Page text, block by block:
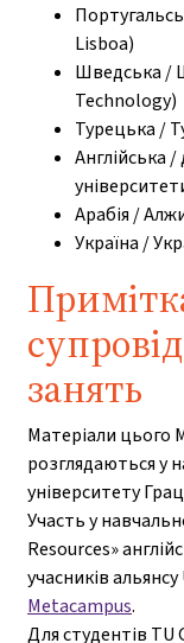
Lisboa)
Шведська /
Technology)
Турецька /
Англійська
Арабія /
Україна /
занять
Матеріали цього
розглядаються у
університету
Участь у
Resources»
учасників
Metacampus.
Для студентів